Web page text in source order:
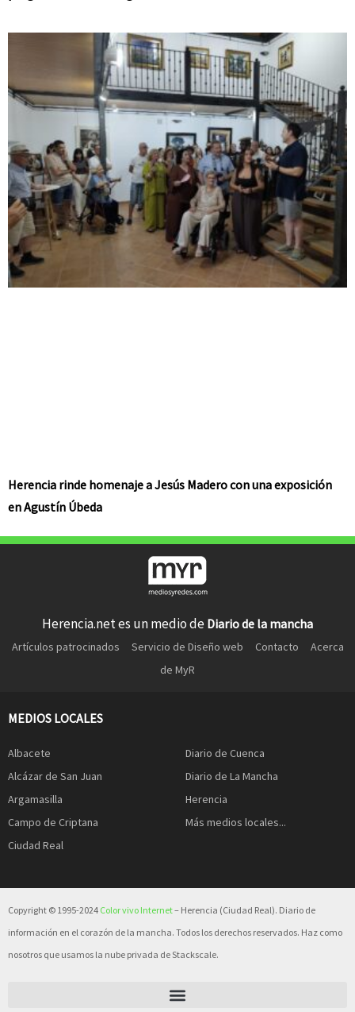
Herencia rinde homenaje a Jesús Madero con una exposición
en Agustín Úbeda
Herencia.net es un medio de Diario de la mancha
Artículos patrocinados Servicio de Diseño web Contacto
Acerca
de MyR
MEDIOS LOCALES
Albacete
Alcázar de San Juan
Argamasilla
Campo de Criptana
Ciudad Real
Diario de Cuenca
Diario de La Mancha
Herencia
Más medios locales...
Copyright © 1995-2024 Color vivo Internet– Herencia (Ciudad Real). Diario de
información en el corazón de la mancha. Todos los derechos reservados. Haz como
nosotros que usamos la nube privada de Stackscale.